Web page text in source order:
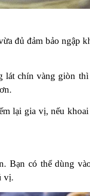
đủ đảm bảo ngập
lát chín vàng giòn
lại gia vị, nếu
Bạn có thể dùng
vị.